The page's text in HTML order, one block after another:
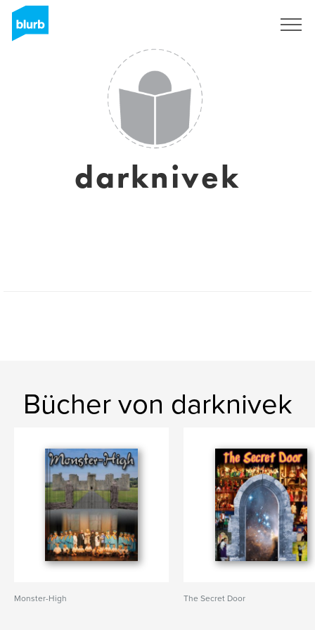
darknivek
Bücher von darknivek
Monster-High The Secret Door